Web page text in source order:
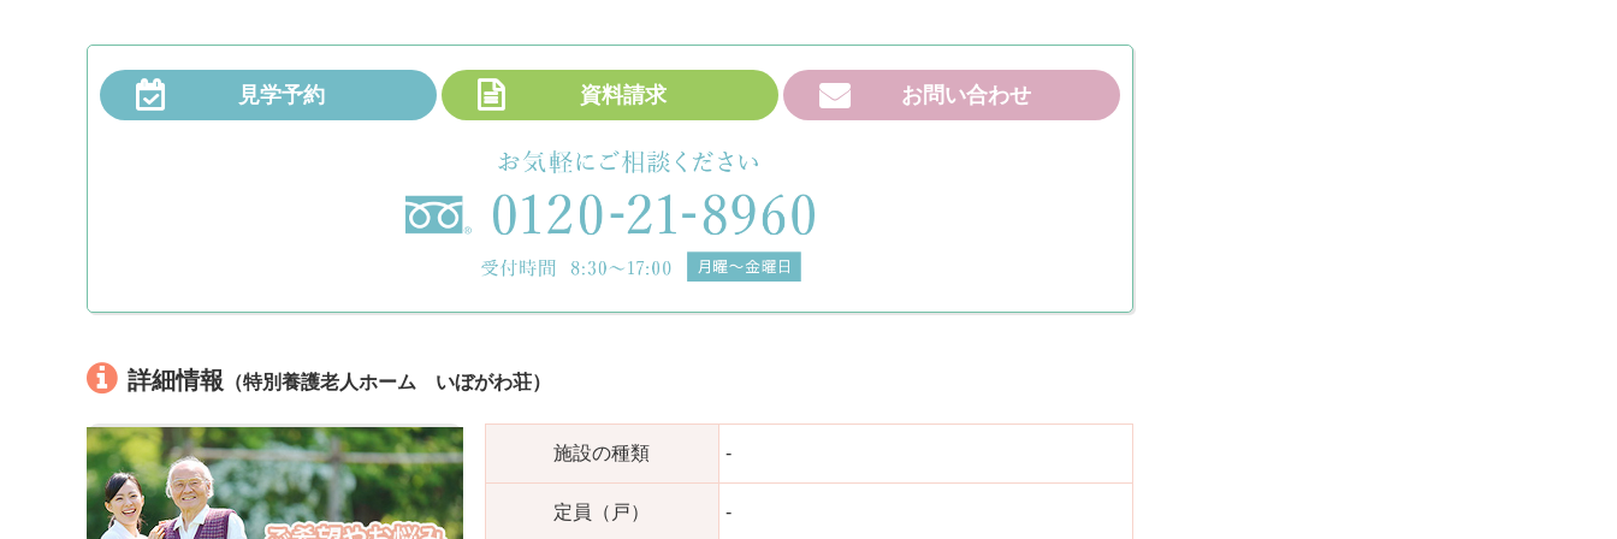
見学予約 資料請求 お問い合わせ
詳細情報 （特別養護老人ホーム いぼがわ荘）
施設の種類 -
定員（戸） -